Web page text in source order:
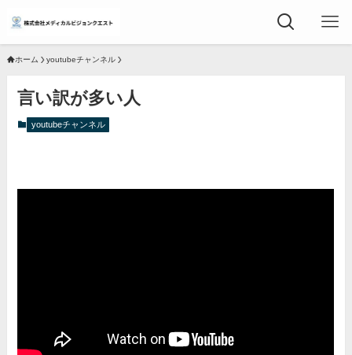
ホーム youtubeチャンネル
言い訳が多い人
youtubeチャンネル